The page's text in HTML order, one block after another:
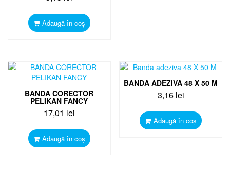
Adaugă în coș
BANDA CORECTOR
PELIKAN FANCY
17,01 lei
Adaugă în coș
BANDA ADEZIVA 48 X 50 M
3,16 lei
Adaugă în coș